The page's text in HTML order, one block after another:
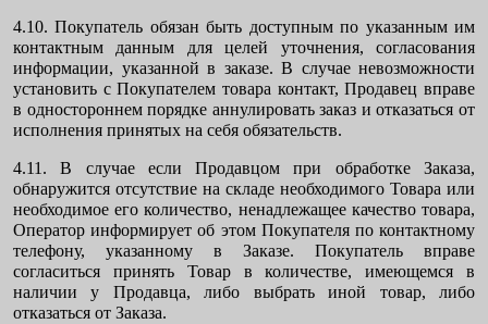
4.10. Покупатель обязан быть доступным по указанным им
контактным данным для целей уточнения, согласования
информации, указанной в заказе. В случае невозможности
установить с Покупателем товара контакт, Продавец вправе
в одностороннем порядке аннулировать заказ и отказаться от
исполнения принятых на себя обязательств.
4.11. В случае если Продавцом при обработке Заказа,
обнаружится отсутствие на складе необходимого Товара или
необходимое его количество, ненадлежащее качество товара,
Оператор информирует об этом Покупателя по контактному
телефону, указанному в Заказе. Покупатель вправе
согласиться принять Товар в количестве, имеющемся в
наличии у Продавца, либо выбрать иной товар, либо
отказаться от Заказа.